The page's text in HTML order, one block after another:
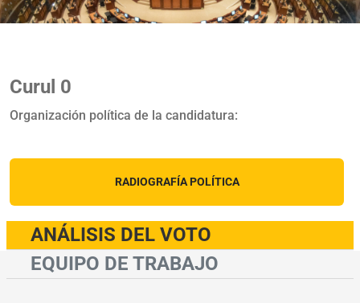
Curul 0
Organización política de la candidatura:
RADIOGRAFÍA POLÍTICA
ANÁLISIS DEL VOTO
EQUIPO DE TRABAJO